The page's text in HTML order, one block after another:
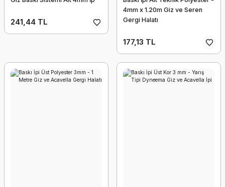
241,44 TL
4mm x 1.20m Giz ve Seren
Gergi Halatı
177,13 TL